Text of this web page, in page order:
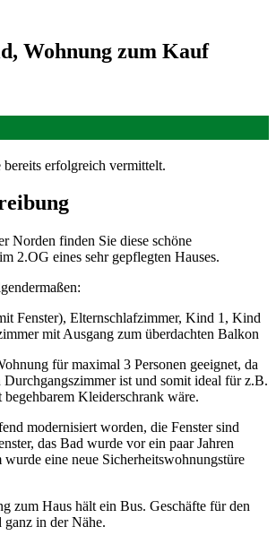
Wohnung zum Kauf
erfolgreich vermittelt.
Norden finden Sie diese schöne
2.OG eines sehr gepflegten Hauses.
Fenster), Elternschlafzimmer, Kind 1, Kind
mit Ausgang zum überdachten Balkon
für maximal 3 Personen geeignet, da
Durchgangszimmer ist und somit ideal für z.B.
Kleiderschrank wäre.
modernisiert worden, die Fenster sind
das Bad wurde vor ein paar Jahren
eine neue Sicherheitswohnungstüre
zum Haus hält ein Bus. Geschäfte für den
in der Nähe.